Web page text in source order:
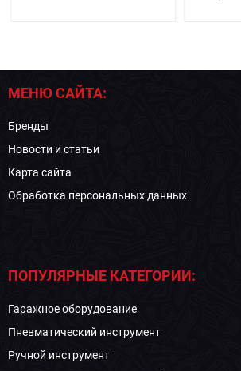
МЕНЮ САЙТА:
Бренды
Новости и статьи
Карта сайта
Обработка персональных данных
ПОПУЛЯРНЫЕ КАТЕГОРИИ:
Гаражное оборудование
Пневматический инструмент
Ручной инструмент